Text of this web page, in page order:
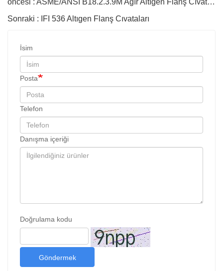
Sonraki : IFI 536 Altıgen Flanş Cıvataları
İsim
Posta
Telefon
Danışma içeriği
Doğrulama kodu
Göndermek